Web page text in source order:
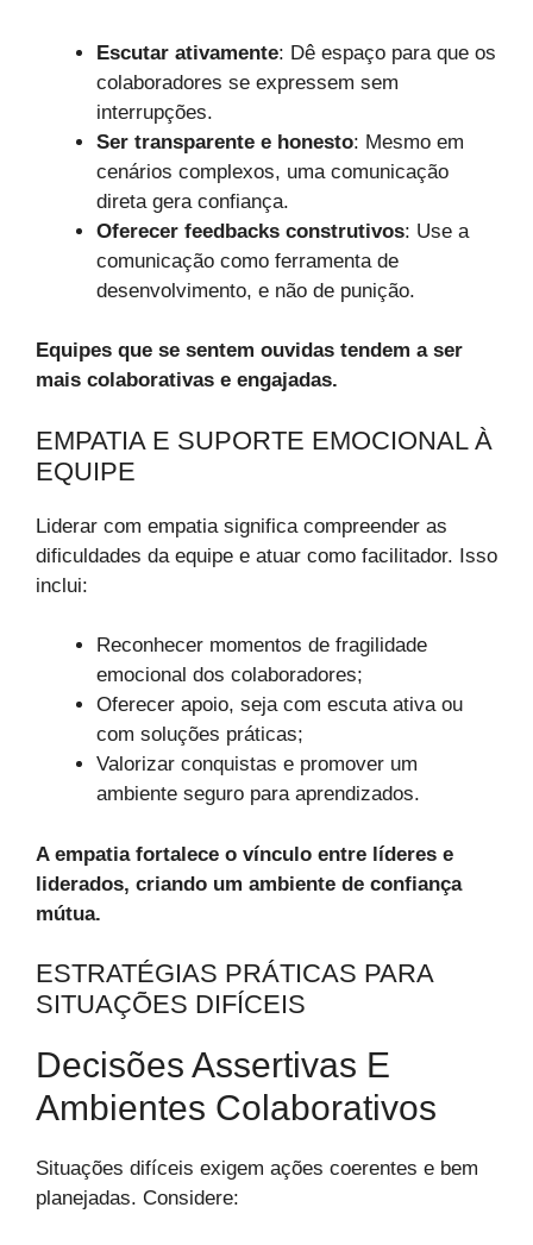
Escutar ativamente: Dê espaço para que os
colaboradores se expressem sem
interrupções.
Ser transparente e honesto: Mesmo em
cenários complexos, uma comunicação
direta gera confiança.
Oferecer feedbacks construtivos: Use a
comunicação como ferramenta de
desenvolvimento, e não de punição.
Equipes que se sentem ouvidas tendem a ser
mais colaborativas e engajadas.
EMPATIA E SUPORTE EMOCIONAL À
EQUIPE
Liderar com empatia significa compreender as
dificuldades da equipe e atuar como facilitador. Isso
inclui:
Reconhecer momentos de fragilidade
emocional dos colaboradores;
Oferecer apoio, seja com escuta ativa ou
com soluções práticas;
Valorizar conquistas e promover um
ambiente seguro para aprendizados.
A empatia fortalece o vínculo entre líderes e
liderados, criando um ambiente de confiança
mútua.
ESTRATÉGIAS PRÁTICAS PARA
SITUAÇÕES DIFÍCEIS
Decisões Assertivas E
Ambientes Colaborativos
Situações difíceis exigem ações coerentes e bem
planejadas. Considere: